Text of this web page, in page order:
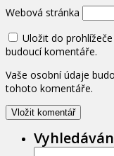
Webová stránka
Uložit do
budoucí komentáře.
Vaše osobní údaje
tohoto komentáře.